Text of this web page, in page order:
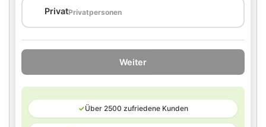
PrivatPrivatpersonen
Weiter
✓Über 2500 zufriedene Kunden